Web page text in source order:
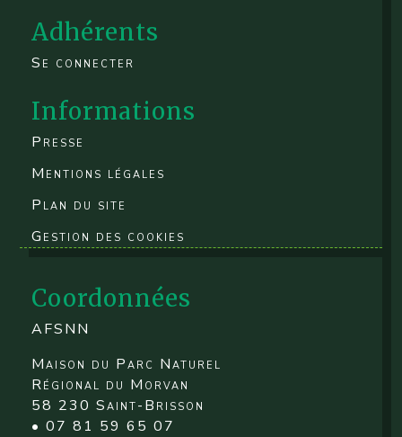
Adhérents
Se connecter
Informations
Presse
Mentions légales
Plan du site
Gestion des cookies
Coordonnées
AFSNN
Maison du Parc Naturel
Régional du Morvan
58 230 Saint-Brisson
• 07 81 59 65 07